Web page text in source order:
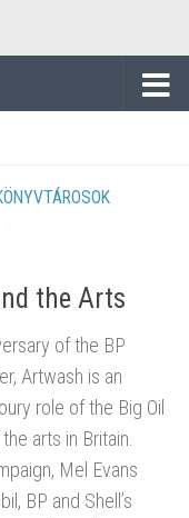
the Arts
of the BP
Artwash is an
role of the Big Oil
arts in Britain.
Mel Evans
BP and Shell’s